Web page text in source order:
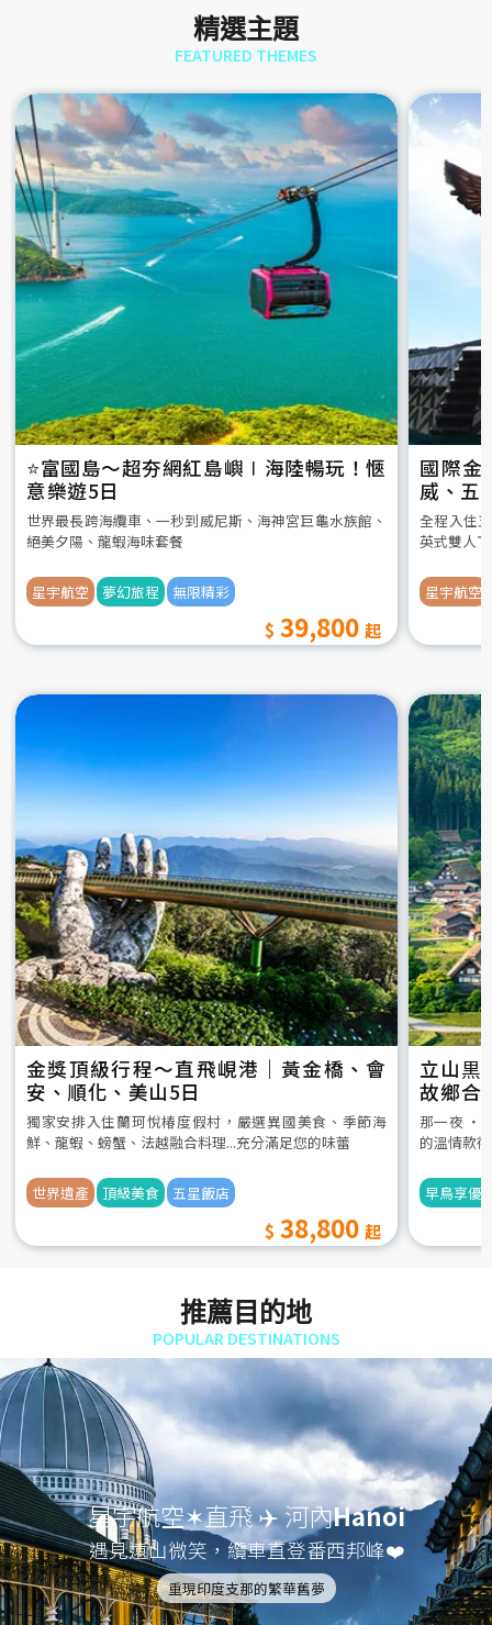
精選主題
FEATURED THEMES
⭐️富國島～超夯網紅島嶼∣海陸暢玩！愜
意樂遊5日
世界最長跨海纜車、一秒到威尼斯、海神宮巨龜水族館、
絕美夕陽、龍蝦海味套餐
星宇航空 夢幻旅程 無限精彩
39,800
國際金
威、五
全程入住
英式雙人
星宇航空
金獎頂級行程～直飛峴港｜黃金橋、會
安、順化、美山5日
獨家安排入住蘭珂悅椿度假村，嚴選異國美食、季節海
鮮、龍蝦、螃蟹、法越融合料理...充分滿足您的味蕾
世界遺產 頂級美食 五星飯店
38,800
立山黒
故鄉合
5日
那一夜 ‧
的溫情款
早鳥享優
推薦目的地
POPULAR DESTINATIONS
星宇航空✶直飛 ✈️ 河內Hanoi
遇見遠山微笑，纜車直登番西邦峰❤️
重現印度支那的繁華舊夢